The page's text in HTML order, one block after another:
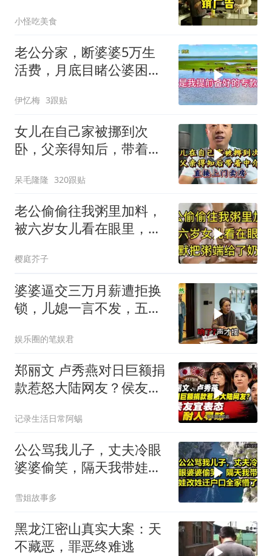
小怪吃美食
老公分家，断婆婆5万生
活费，月底目睹公婆困
伊忆梅 3跟贴
女儿在自己家被挪到次
卧，父亲得知后，带着中
呆毛隆隆 320跟贴
老公偷偷往我粥里加料，
被六岁女儿看在眼里，默
樱庭芥子
婆婆逼交三万月薪遭拒换
锁，儿媳一言不发，五天
娱乐圈的笔娱君
郑丽文 卢秀燕对日巨额捐
款惹怒大陆网友？侯友宜
记录生活日常阿蜴
公公骂我儿子，丈夫冷眼
婆婆偷笑，隔天我带娃改
雪姐故事多
黑龙江密山真实大案：天
不藏恶，罪恶终难逃